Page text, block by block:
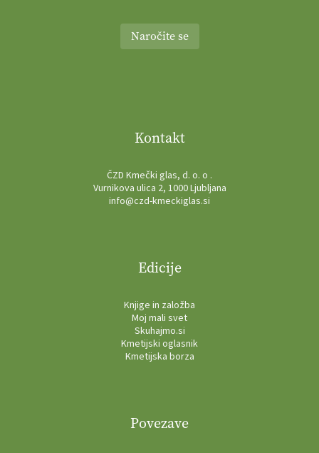
Naročite se
Kontakt
ČZD Kmečki glas, d. o. o .
Vurnikova ulica 2, 1000 Ljubljana
info@czd-kmeckiglas.si
Edicije
Knjige in založba
Moj mali svet
Skuhajmo.si
Kmetijski oglasnik
Kmetijska borza
Povezave